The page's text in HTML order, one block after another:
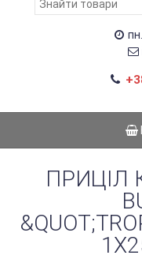
ПРИЦІЛ